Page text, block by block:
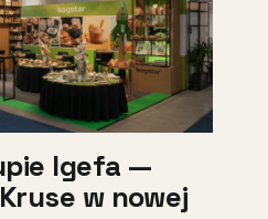
Igefa —
w nowej